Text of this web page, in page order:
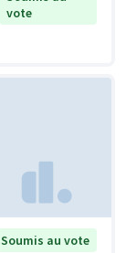
vote
Soumis au vote